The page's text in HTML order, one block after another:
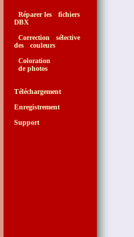
Réparer les fichiers
DBX
Correction sélective
des couleurs
Coloration
de photos
Téléchargement
Enregistrement
Support